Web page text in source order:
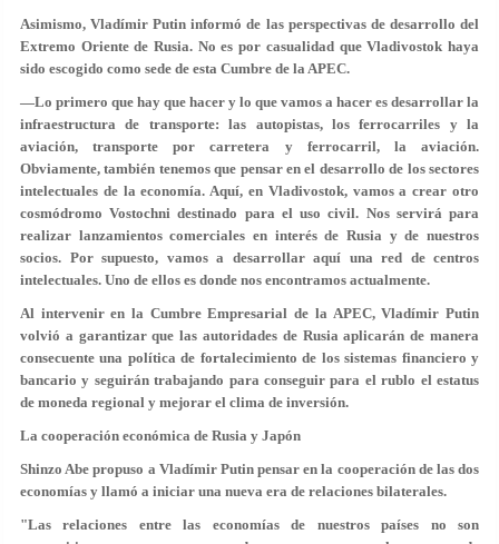
Asimismo, Vladímir Putin informó de las perspectivas de desarrollo del
Extremo Oriente de Rusia. No es por casualidad que Vladivostok haya
sido escogido como sede de esta Cumbre de la APEC.
—Lo primero que hay que hacer y lo que vamos a hacer es desarrollar la
infraestructura de transporte: las autopistas, los ferrocarriles y la
aviación, transporte por carretera y ferrocarril, la aviación.
Obviamente, también tenemos que pensar en el desarrollo de los sectores
intelectuales de la economía. Aquí, en Vladivostok, vamos a crear otro
cosmódromo Vostochni destinado para el uso civil. Nos servirá para
realizar lanzamientos comerciales en interés de Rusia y de nuestros
socios. Por supuesto, vamos a desarrollar aquí una red de centros
intelectuales. Uno de ellos es donde nos encontramos actualmente.
Al intervenir en la Cumbre Empresarial de la APEC, Vladímir Putin
volvió a garantizar que las autoridades de Rusia aplicarán de manera
consecuente una política de fortalecimiento de los sistemas financiero y
bancario y seguirán trabajando para conseguir para el rublo el estatus
de moneda regional y mejorar el clima de inversión.
La cooperación económica de Rusia y Japón
Shinzo Abe propuso a Vladímir Putin pensar en la cooperación de las dos
economías y llamó a iniciar una nueva era de relaciones bilaterales.
"Las relaciones entre las economías de nuestros países no son